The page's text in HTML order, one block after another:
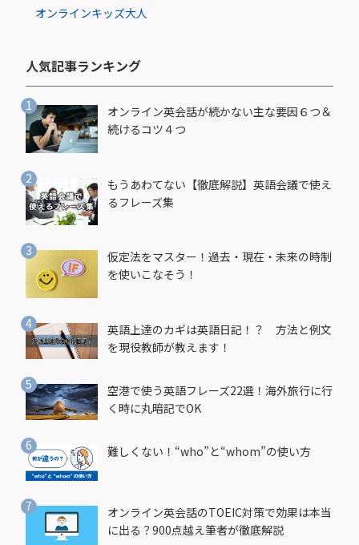
オンラインキッズ大人
人気記事ランキング​
オンライン英会話が続かない主な要因６つ＆
続けるコツ４つ
もうあわてない【徹底解説】英語会議で使え
るフレーズ集
仮定法をマスター！過去・現在・未来の時制
を使いこなそう！
英語上達のカギは英語日記！？ 方法と例文
を現役教師が教えます！
空港で使う英語フレーズ22選！海外旅行に行
く時に丸暗記でOK
難しくない！“who”と“whom”の使い方
オンライン英会話のTOEIC対策で効果は本当
に出る？900点越え筆者が徹底解説